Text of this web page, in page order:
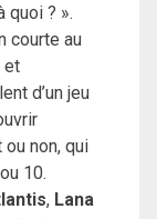
quoi ? ».
courte au
et
d’un jeu
ou non, qui
10.
, Lana